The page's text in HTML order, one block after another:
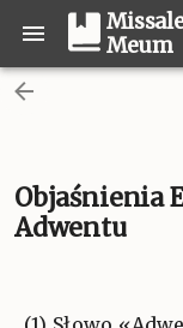
Meum
Objaśnienia
Adwentu